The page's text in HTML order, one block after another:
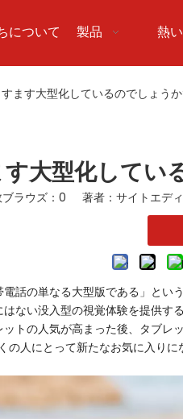
について 製品 熱い
ます大型化しているのでしょう
大型化して
ラウズ： 0 著者：サイトエ
話の単なる大型版である」と
ない没入型の視覚体験を提供
トの人気が高まった後、タブレ
の人にとって新たなお気に入り